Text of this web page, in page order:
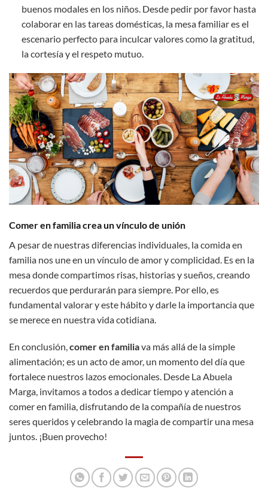
buenos modales en los niños. Desde pedir por favor hasta
colaborar en las tareas domésticas, la mesa familiar es el
escenario perfecto para inculcar valores como la gratitud,
la cortesía y el respeto mutuo.
Comer en familia crea un vínculo de unión
A pesar de nuestras diferencias individuales, la comida en
familia nos une en un vínculo de amor y complicidad. Es en la
mesa donde compartimos risas, historias y sueños, creando
recuerdos que perdurarán para siempre. Por ello, es
fundamental valorar y este hábito y darle la importancia que
se merece en nuestra vida cotidiana.
En conclusión,comer en familiava más allá de la simple
alimentación; es un acto de amor, un momento del día que
fortalece nuestros lazos emocionales. Desde La Abuela
Marga, invitamos a todos a dedicar tiempo y atención a
comer en familia, disfrutando de la compañía de nuestros
seres queridos y celebrando la magia de compartir una mesa
juntos. ¡Buen provecho!